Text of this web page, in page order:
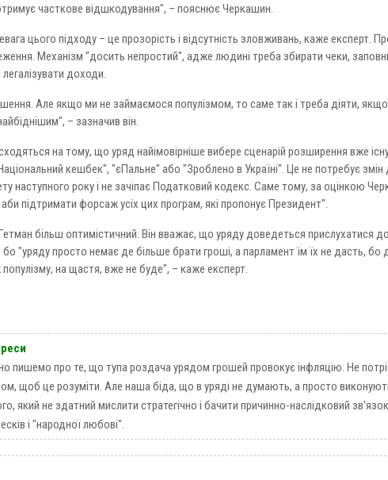
часткове відшкодування", – пояснює Черкашин.
цього підходу – це прозорість і відсутність зловживань, каже експерт.
Механізм "досить непростий", адже людині треба збирати чеки,
доходи.
Але якщо ми не займаємося популізмом, то саме так і треба діяти,
– зазначив він.
на тому, що уряд найімовірніше вибере сценарій розширення вже
кешбек", "єПальне" або "Зроблено в Україні". Це не потребує змін
наступного року і не зачіпає Податковий кодекс. Саме тому, за оцінкою
аби підтримати форсаж усіх цих програм, які пропонує Президент".
більш оптимістичний. Він вважає, що уряду доведеться прислухатися
бо "уряду просто немає де більше брати гроші, а парламент їм їх не дасть, бо
популізму, на щастя, вже не буде", – каже експерт.
пишемо про те, що тупа роздача урядом грошей провокує інфляцію. Не
щоб це розуміти. Але наша біда, що в уряді не думають, а просто
який не здатний мислити стратегічно і бачити причинно-наслідковий
і "народної любові".